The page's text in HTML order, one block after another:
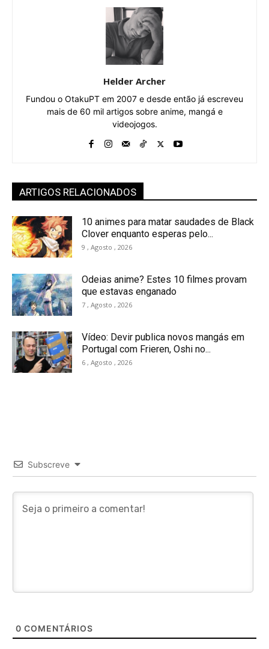
Helder Archer
Fundou o OtakuPT em 2007 e desde então já escreveu
mais de 60 mil artigos sobre anime, mangá e
videojogos.
ARTIGOS RELACIONADOS
10 animes para matar saudades de Black
Clover enquanto esperas pelo...
9 , Agosto , 2026
Odeias anime? Estes 10 filmes provam
que estavas enganado
7 , Agosto , 2026
Vídeo: Devir publica novos mangás em
Portugal com Frieren, Oshi no...
6 , Agosto , 2026
Subscreve
0 COMENTÁRIOS